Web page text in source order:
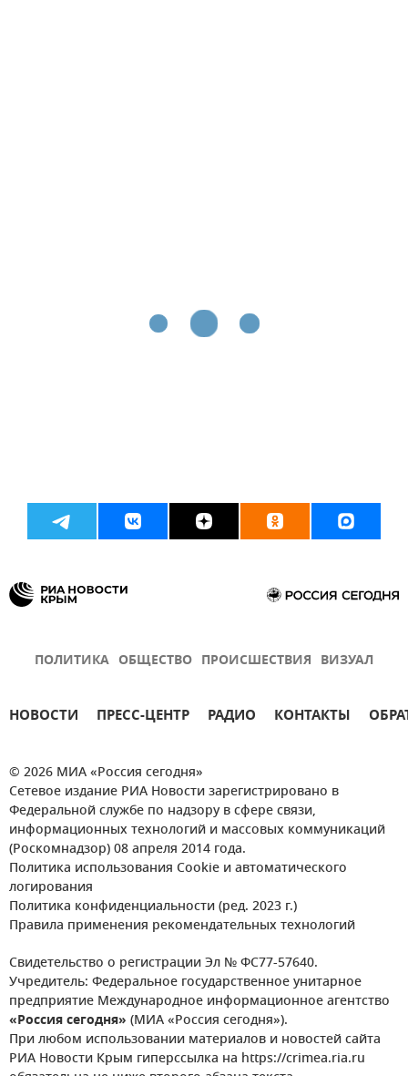
ПОЛИТИКА ОБЩЕСТВО ПРОИСШЕСТВИЯ ВИЗУАЛ
НОВОСТИ ПРЕСС-ЦЕНТР РАДИО КОНТАКТЫ
© 2026 МИА «Россия сегодня»
Сетевое издание РИА Новости зарегистрировано в
Федеральной службе по надзору в сфере связи,
информационных технологий и массовых коммуникаций
(Роскомнадзор) 08 апреля 2014 года.
Политика использования Cookie и автоматического
логирования
Политика конфиденциальности (ред. 2023 г.)
Правила применения рекомендательных технологий
Свидетельство о регистрации Эл № ФС77-57640.
Учредитель: Федеральное государственное унитарное
предприятие Международное информационное агентство
«Россия сегодня» (МИА «Россия сегодня»).
При любом использовании материалов и новостей сайта
РИА Новости Крым гиперссылка на https://crimea.ria.ru